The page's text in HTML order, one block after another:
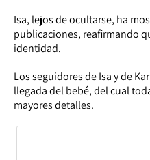
Isa, lejos de ocultarse, ha
publicaciones, reafirmando
identidad.
Los seguidores de Isa y de
llegada del bebé, del cual
mayores detalles.